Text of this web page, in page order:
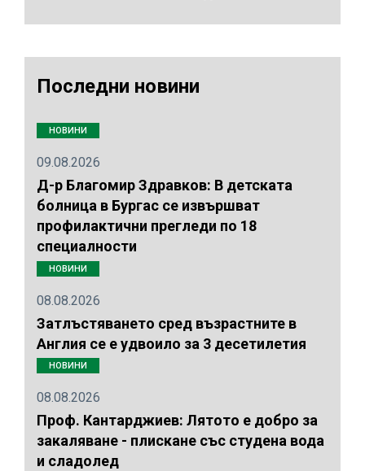
Последни новини
НОВИНИ
09.08.2026
Д-р Благомир Здравков: В детската
болница в Бургас се извършват
профилактични прегледи по 18
специалности
НОВИНИ
08.08.2026
Затлъстяването сред възрастните в
Англия се е удвоило за 3 десетилетия
НОВИНИ
08.08.2026
Проф. Кантарджиев: Лятото е добро за
закаляване - плискане със студена вода
и сладолед